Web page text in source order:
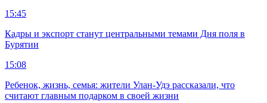
15:45
Кадры и экспорт станут центральными темами Дня поля в
Бурятии
15:08
Ребенок, жизнь, семья: жители Улан-Удэ рассказали, что
считают главным подарком в своей жизни